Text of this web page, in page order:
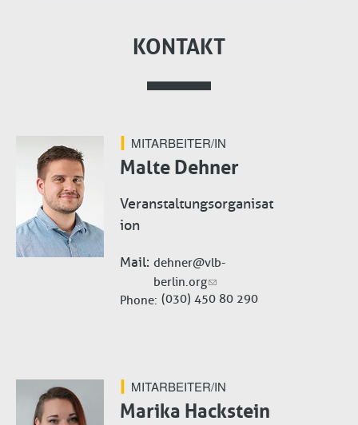
KONTAKT
MITARBEITER/IN
Malte Dehner
Veranstaltungsorganisat
ion
Mail dehner@vlb-
berlin.org
Phone (030) 450 80 290
MITARBEITER/IN
Marika Hackstein